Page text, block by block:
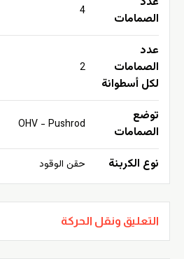
الصمامات
4
عدد
الصمامات
لكل أسطوانة
2
توضع
الصمامات
OHV - Pushrod
نوع الكربنة حقن الوقود
التعليق ونقل الحركة